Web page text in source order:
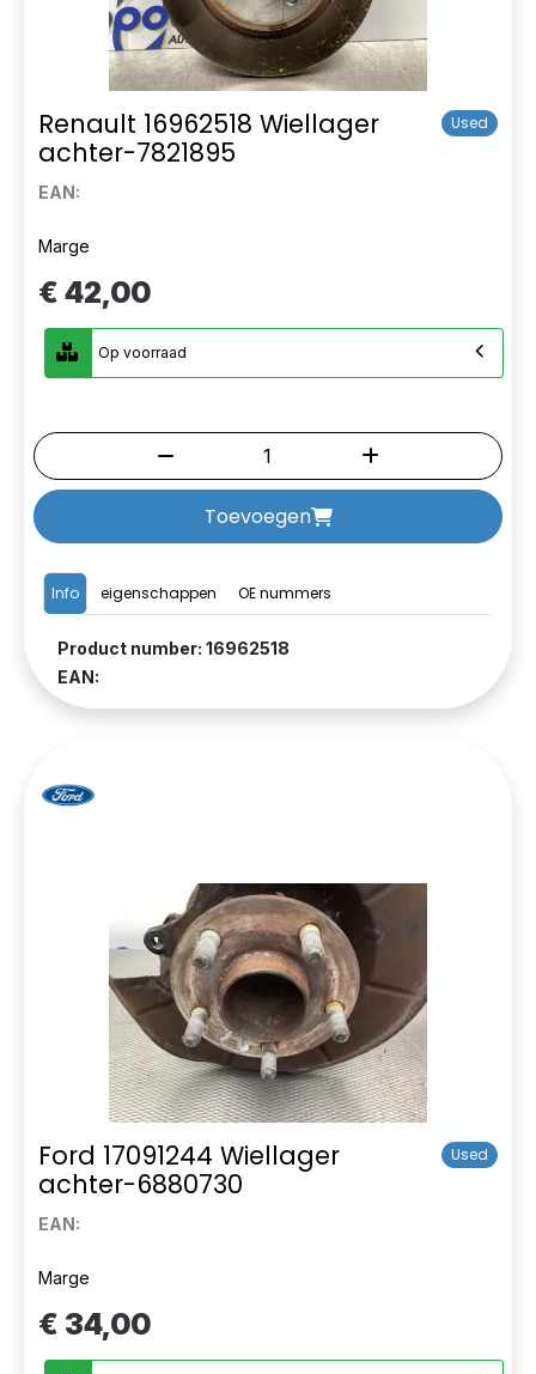
Renault 16962518 Wiellager
achter-7821895
Used
EAN:
Info eigenschappen OE nummers
Product number: 16962518
EAN:
Marge
€ 42,00
Op voorraad
Toevoegen
Ford 17091244 Wiellager
achter-6880730
Used
EAN:
Marge
€ 34,00